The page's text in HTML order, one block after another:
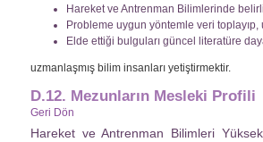
Hareket ve Antrenman Bilimlerinde
Probleme uygun yöntemle veri
Elde ettiği bulguları güncel literatüre
uzmanlaşmış bilim insanları yetiştirmektir.
D.12. Mezunların Mesleki Profili
Geri Dön
Hareket ve Antrenman Bilimleri